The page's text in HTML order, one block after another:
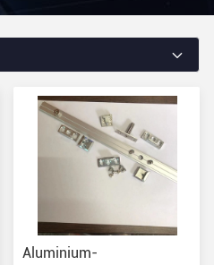
Aluminium-